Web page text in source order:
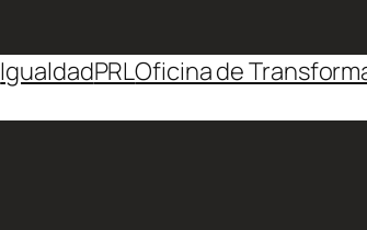
IgualdadPRLOficina de